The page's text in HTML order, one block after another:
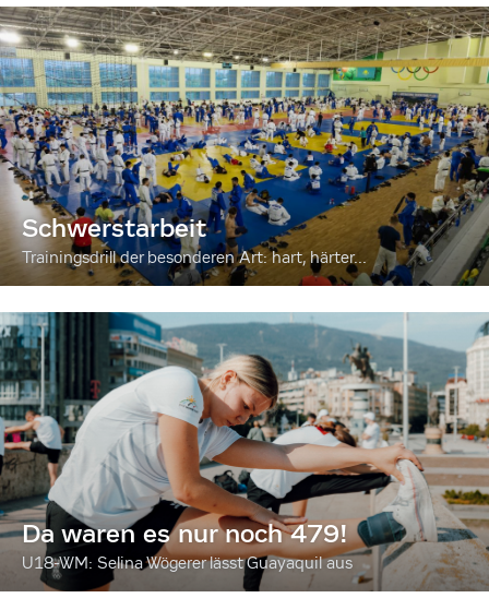
Schwerstarbeit
Trainingsdrill der besonderen Art: hart, härter...
Da waren es nur noch 479!
U18-WM: Selina Wögerer lässt Guayaquil aus